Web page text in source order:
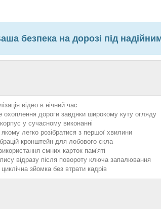
безпека на дорозі під
відео в нічний час
охоплення дороги завдяки широкому куту огляду
у сучасному виконанні
якому легко розібратися з першої хвилини
кронштейн для лобового скла
ємних карток пам'яті
відразу після повороту ключа запалювання
зйомка без втрати кадрів